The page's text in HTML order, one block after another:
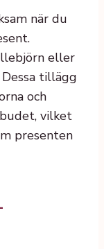
när du
eller
tillägg
och
vilket
presenten